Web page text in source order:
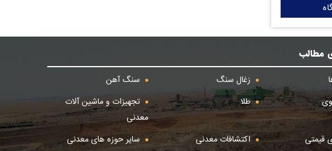
مطالب
زغال سنگ
سنگ آهن
طلا
تجهیزات و ماشین آلات
معدنی
قیمتی
اکتشافات معدنی سایر حوزه های معدنی